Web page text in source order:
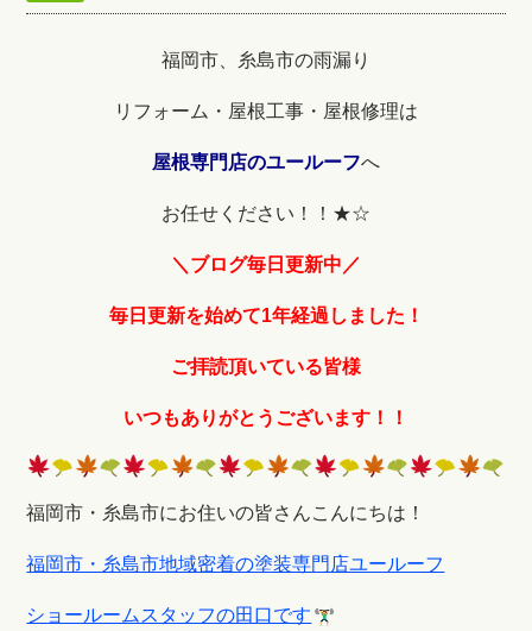
福岡市、糸島市の雨漏り
リフォーム・屋根工事・屋根修理は
屋根専門店のユールーフへ
お任せください！！★☆
＼ブログ毎日更新中／
毎日更新を始めて1年経過しました！
ご拝読頂いている皆様
いつもありがとうございます！！
福岡市・糸島市にお住いの皆さんこんにちは！
福岡市・糸島市地域密着の塗装専門店ユールーフ
ショールームスタッフの田口です